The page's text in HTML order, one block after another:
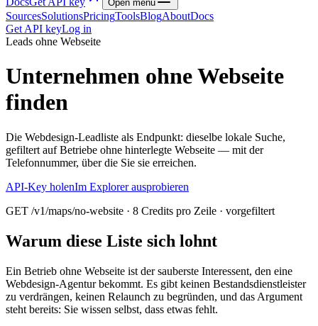
Open menu
SourcesSolutionsPricingToolsBlogAboutDocs
Get API keyLog in
Leads ohne Webseite
Unternehmen ohne Webseite
finden
Die Webdesign-Leadliste als Endpunkt: dieselbe lokale Suche,
gefiltert auf Betriebe ohne hinterlegte Webseite — mit der
Telefonnummer, über die Sie sie erreichen.
API-Key holenIm Explorer ausprobieren
GET /v1/maps/no-website · 8 Credits pro Zeile · vorgefiltert
Warum diese Liste sich lohnt
Ein Betrieb ohne Webseite ist der sauberste Interessent, den eine
Webdesign-Agentur bekommt. Es gibt keinen Bestandsdienstleister
zu verdrängen, keinen Relaunch zu begründen, und das Argument
steht bereits: Sie wissen selbst, dass etwas fehlt.